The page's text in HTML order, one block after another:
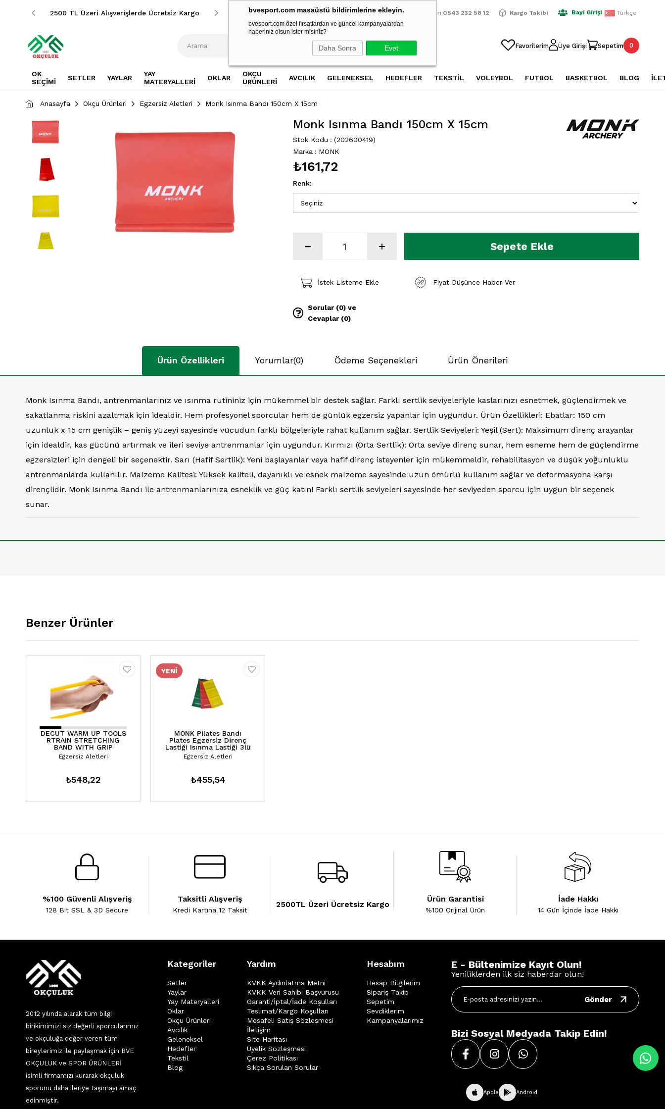
bvesport.com masaüstü bildirimlerine ekleyin.
bvesport.com özel fırsatlardan ve güncel kampanyalardan
haberiniz olsun ister misiniz?
Daha Sonra Evet
2500 TL Üzeri Alışverişlerde Ücretsiz Kargo 2500 TL Üzeri Alışverişlerde Ücretsiz Kargo 2500 TL Üzeri Alışverişlerde Ücretsiz Kargo 2500 TL Üzeri Alışverişlerde
Müşteri Hizmetleri:0543 232 58 12 Kargo Takibi Bayi Girişi Türkçe
Favorilerim Üye Girişi Sepetim 0
OK
SEÇİMİ
SETLER YAYLAR
YAY
MATERYALLERİ
OKLAR
OKÇU
ÜRÜNLERİ
AVCILIK GELENEKSEL HEDEFLER TEKSTİL VOLEYBOL FUTBOL BASKETBOL BLOG
Anasayfa Okçu Ürünleri Egzersiz Aletleri Monk Isınma Bandı 150cm X 15cm
Monk Isınma Bandı 150cm X 15cm
Stok Kodu
(202600419)
Marka : MONK
₺161,72
Renk:
İstek Listeme Ekle Fiyat Düşünce Haber Ver
Sorular (0) ve
Cevaplar (0)
Ürün Özellikleri Yorumlar(0) Ödeme Seçenekleri Ürün Önerileri
Monk Isınma Bandı, antrenmanlarınız ve ısınma rutininiz için mükemmel bir destek sağlar. Farklı sertlik seviyeleriyle kaslarınızı esnetmek, güçlendirmek ve
sakatlanma riskini azaltmak için idealdir. Hem profesyonel sporcular hem de günlük egzersiz yapanlar için uygundur. Ürün Özellikleri: Ebatlar: 150 cm
uzunluk x 15 cm genişlik – geniş yüzeyi sayesinde vücudun farklı bölgeleriyle rahat kullanım sağlar. Sertlik Seviyeleri: Yeşil (Sert): Maksimum direnç arayanlar
için idealdir, kas gücünü artırmak ve ileri seviye antrenmanlar için uygundur. Kırmızı (Orta Sertlik): Orta seviye direnç sunar, hem esneme hem de güçlendirme
egzersizleri için dengeli bir seçenektir. Sarı (Hafif Sertlik): Yeni başlayanlar veya hafif direnç isteyenler için mükemmeldir, rehabilitasyon ve düşük yoğunluklu
antrenmanlarda kullanılır. Malzeme Kalitesi: Yüksek kaliteli, dayanıklı ve esnek malzeme sayesinde uzun ömürlü kullanım sağlar ve deformasyona karşı
dirençlidir. Monk Isınma Bandı ile antrenmanlarınıza esneklik ve güç katın! Farklı sertlik seviyeleri sayesinde her seviyeden sporcu için uygun bir seçenek
sunar.
Benzer Ürünler
DECUT WARM UP TOOLS
RTRAIN STRETCHING
BAND WITH GRIP
Egzersiz Aletleri
₺548,22
MONK Pilates Bandı
Plates Egzersiz Direnç
Lastiği Isınma Lastiği 3lü
Paket
Egzersiz Aletleri
₺455,54
YENI
%100 Güvenli Alışveriş
128 Bit SSL & 3D Secure
Taksitli Alışveriş
Kredi Kartına 12 Taksit
2500TL Üzeri Ücretsiz Kargo
Ürün Garantisi
%100 Orijinal Ürün
İade Hakkı
14 Gün İçinde İade Hakkı
2012 yılında alarak tüm bilgi
birikimimizi siz değerli sporcularımız
ve okçuluğa değer veren tüm
bireylerimiz ile paylaşmak için BVE
OKÇULUK ve SPOR ÜRÜNLERİ
isimli firmamızı kurarak okçuluk
sporunu daha ileriye taşımayı amaç
edinmiştir.
Kategoriler
Setler
Yaylar
Yay Materyalleri
Oklar
Okçu Ürünleri
Avcılık
Geleneksel
Hedefler
Tekstil
Blog
Yardım
KVKK Aydınlatma Metni
KVKK Veri Sahibi Başvurusu
Garanti/İptal/İade Koşulları
Teslimat/Kargo Koşulları
Mesafeli Satış Sözleşmesi
İletişim
Site Haritası
Üyelik Sözleşmesi
Çerez Politikası
Sıkça Sorulan Sorular
Hesabım
Hesap Bilgilerim
Sipariş Takip
Sepetim
Sevdiklerim
Kampanyalarımız
E - Bültenimize Kayıt Olun!
Yeniliklerden ilk siz haberdar olun!
Gönder
Bizi Sosyal Medyada Takip Edin!
Apple Android